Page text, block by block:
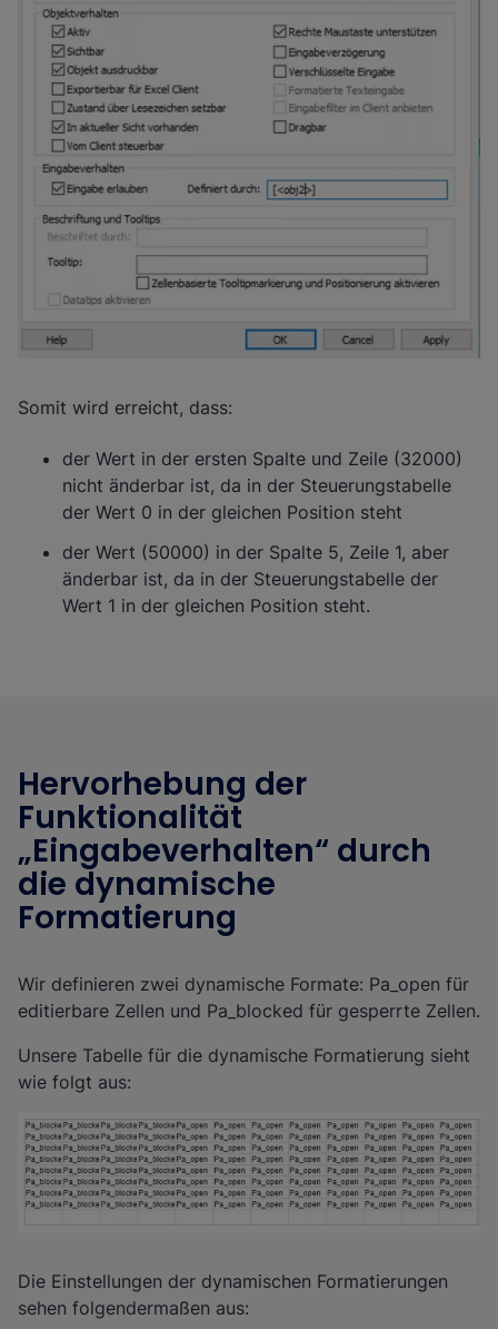
Somit wird erreicht, dass:
der Wert in der ersten Spalte und Zeile (32000)
nicht änderbar ist, da in der Steuerungstabelle
der Wert 0 in der gleichen Position steht
der Wert (50000) in der Spalte 5, Zeile 1, aber
änderbar ist, da in der Steuerungstabelle der
Wert 1 in der gleichen Position steht.
Hervorhebung der
Funktionalität
„Eingabeverhalten“ durch
die dynamische
Formatierung
Wir definieren zwei dynamische Formate: Pa_open für
editierbare Zellen und Pa_blocked für gesperrte Zellen.
Unsere Tabelle für die dynamische Formatierung sieht
wie folgt aus:
Die Einstellungen der dynamischen Formatierungen
sehen folgendermaßen aus: